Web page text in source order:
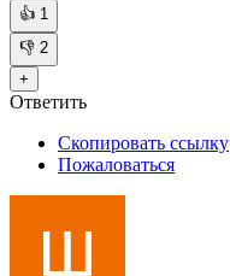
👍 1
👎 2
+
Ответить
Скопировать ссылку
Пожаловаться